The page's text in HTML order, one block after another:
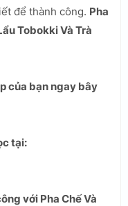
để thành công. Pha
Tobokki Và Trà
của bạn ngay bây
tại:
với Pha Chế Và